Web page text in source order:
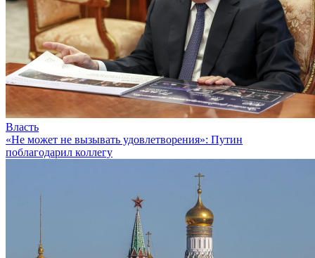
Власть
«Не может не вызывать удовлетворения»: Путин
поблагодарил коллегу